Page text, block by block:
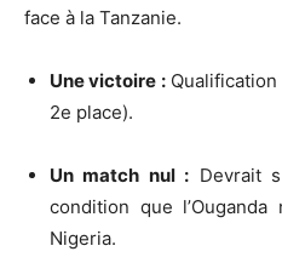
face à la Tanzanie.
Une victoire :Qualification
2e place).
Un match nul : Devrait
condition que
Nigeria.